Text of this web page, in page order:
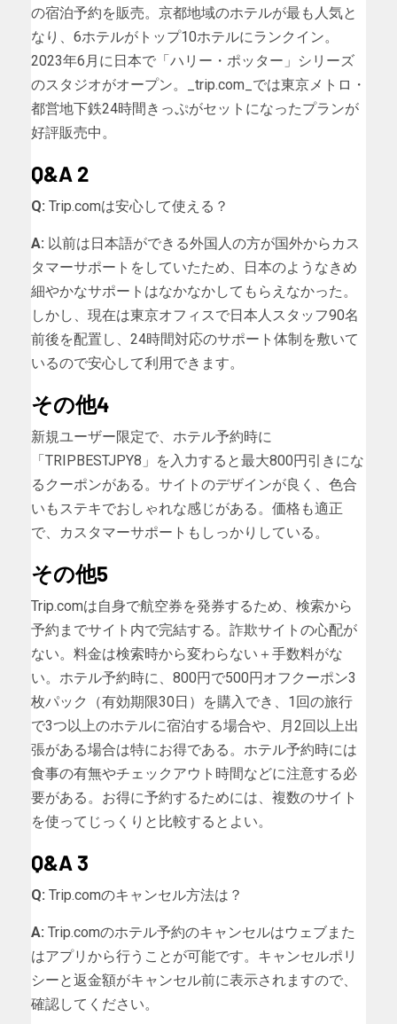
の宿泊予約を販売。京都地域のホテルが最も人気と
なり、6ホテルがトップ10ホテルにランクイン。
2023年6月に日本で「ハリー・ポッター」シリーズ
のスタジオがオープン。_trip.com_では東京メトロ・
都営地下鉄24時間きっぷがセットになったプランが
好評販売中。
Q&A 2
Q: Trip.comは安心して使える？
A: 以前は日本語ができる外国人の方が国外からカス
タマーサポートをしていたため、日本のようなきめ
細やかなサポートはなかなかしてもらえなかった。
しかし、現在は東京オフィスで日本人スタッフ90名
前後を配置し、24時間対応のサポート体制を敷いて
いるので安心して利用できます。
その他4
新規ユーザー限定で、ホテル予約時に
「TRIPBESTJPY8」を入力すると最大800円引きにな
るクーポンがある。サイトのデザインが良く、色合
いもステキでおしゃれな感じがある。価格も適正
で、カスタマーサポートもしっかりしている。
その他5
Trip.comは自身で航空券を発券するため、検索から
予約までサイト内で完結する。詐欺サイトの心配が
ない。料金は検索時から変わらない＋手数料がな
い。ホテル予約時に、800円で500円オフクーポン3
枚パック（有効期限30日）を購入でき、1回の旅行
で3つ以上のホテルに宿泊する場合や、月2回以上出
張がある場合は特にお得である。ホテル予約時には
食事の有無やチェックアウト時間などに注意する必
要がある。お得に予約するためには、複数のサイト
を使ってじっくりと比較するとよい。
Q&A 3
Q: Trip.comのキャンセル方法は？
A: Trip.comのホテル予約のキャンセルはウェブまた
はアプリから行うことが可能です。キャンセルポリ
シーと返金額がキャンセル前に表示されますので、
確認してください。